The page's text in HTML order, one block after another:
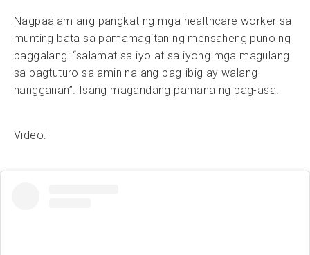
Nagpaalam ang pangkat ng mga healthcare worker sa
munting bata sa pamamagitan ng mensaheng puno ng
paggalang: “salamat sa iyo at sa iyong mga magulang
sa pagtuturo sa amin na ang pag-ibig ay walang
hangganan”. Isang magandang pamana ng pag-asa.
Video: